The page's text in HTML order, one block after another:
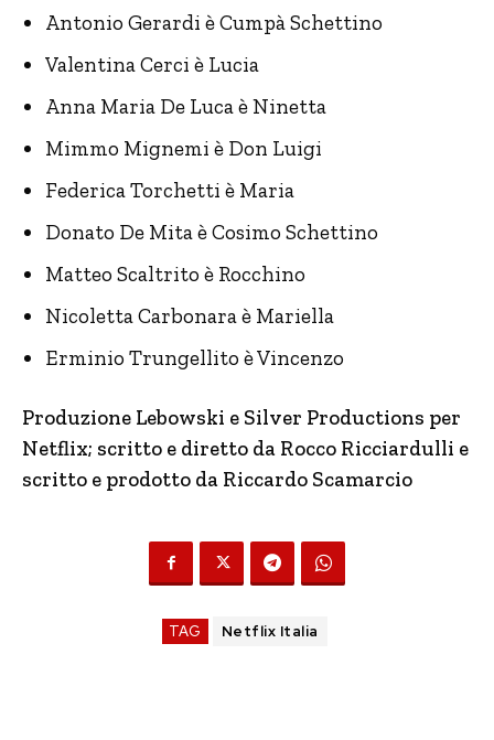
Antonio Gerardi è Cumpà Schettino
Valentina Cerci è Lucia
Anna Maria De Luca è Ninetta
Mimmo Mignemi è Don Luigi
Federica Torchetti è Maria
Donato De Mita è Cosimo Schettino
Matteo Scaltrito è Rocchino
Nicoletta Carbonara è Mariella
Erminio Trungellito è Vincenzo
Produzione Lebowski e Silver Productions per
Netflix; scritto e diretto da Rocco Ricciardulli e
scritto e prodotto da Riccardo Scamarcio
TAG Netflix Italia